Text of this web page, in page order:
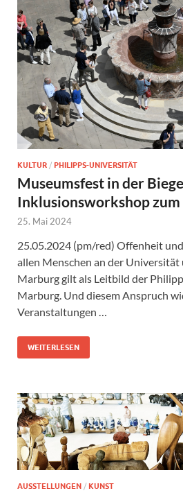
KULTUR / PHILIPPS-UNIVERSITÄT
Museumsfest in der
Inklusionsworkshop zum
25. Mai 2024
25.05.2024 (pm/red) Offenheit
allen Menschen an der Universität
Marburg gilt als Leitbild der
Marburg. Und diesem Anspruch
Veranstaltungen …
WEITERLESEN
AUSSTELLUNGEN / KUNST